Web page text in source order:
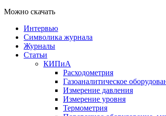
Можно скачать
Интервью
Символика журнала
Журналы
Статьи
КИПиА
Расходометрия
Газоаналитическое
Измерение давления
Измерение уровня
Термометрия